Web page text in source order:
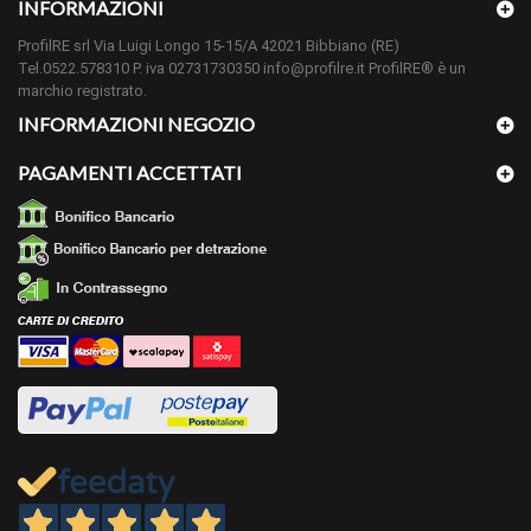
INFORMAZIONI
ProfilRE srl Via Luigi Longo 15-15/A 42021 Bibbiano (RE)
Tel.0522.578310 P. iva 02731730350 info@profilre.it ProfilRE® è un
marchio registrato.
INFORMAZIONI NEGOZIO
PAGAMENTI ACCETTATI